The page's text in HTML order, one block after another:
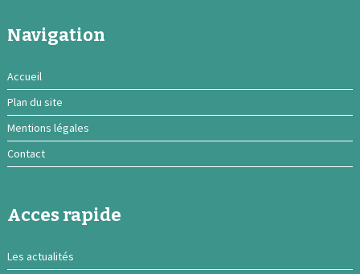
Navigation
Accueil
Plan du site
Mentions légales
Contact
Acces rapide
Les actualités